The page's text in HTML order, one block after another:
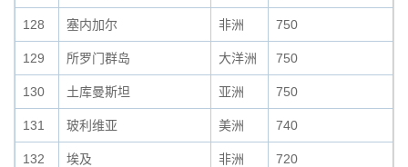
128 塞内加尔 非洲 750
129 所罗门群岛 大洋洲 750
130 土库曼斯坦 亚洲 750
131 玻利维亚 美洲 740
132 埃及 非洲 720